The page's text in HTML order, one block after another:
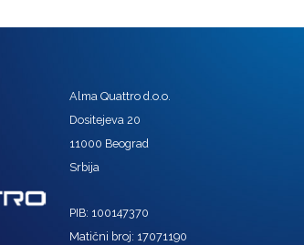
Alma Quattro d.o.o.
Dositejeva 20
11000 Beograd
Srbija
PIB: 100147370
Matični broj: 17071190